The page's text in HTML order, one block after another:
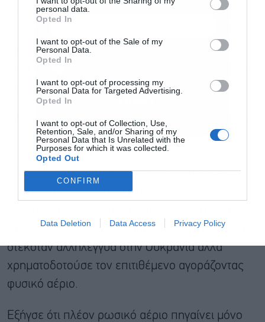
personal data.
Opted In
I want to opt-out of the Sale of my
Personal Data.
Opted In
I want to opt-out of processing my
Personal Data for Targeted Advertising.
Opted In
I want to opt-out of Collection, Use,
Retention, Sale, and/or Sharing of my
Personal Data that Is Unrelated with the
Purposes for which it was collected.
Opted Out
CONFIRM
Data Deletion Data Access Privacy Policy
τον πόλεμο στην Ουκρανία έγινε αντιληπτό ότι
εργαλειοποιημένη ως σταθερό ενεργειακό
αυτό να αλλάξει.
«Αντί να πηγαίνει από τον βορρά προς τον νότο,
πηγαίνει από τον νότο προς τον βορρά. Το
αμερικανικό LNG έρχεται στη Ρεβυθούσα, και
μέσω της διασύνδεσης με τη Βουλγαρία, τη
Ρουμανία, τη Μολδαβία φτάνει στο Κίεβο. Άρα
για τη στιγμή που η Ευρώπη συνειδητοποίησε ότι
στεκόταν αλληλέγγυα στην Ουκρανία αλλά
χρηματοδοτούσε τον επιτιθέμενο αγοράζοντας
φυσικό αέριο.
Εξήγσε ότι πλέον ρωσικό αέριο πηγαίνει μόνο
Αποδέχομαι τους